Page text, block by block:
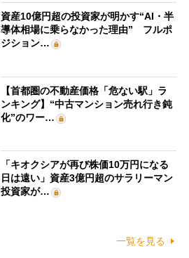
資産10億円超の投資家が明かす“AI・半
導体相場に乗らなかった理由” フルポ
ジション…
【首都圏の不動産価格「危ない駅」ラ
ンキング】“中古マンション売れ行き鈍
化”のワー…
「キオクシアが再び株価10万円になる
日は遠い」資産3億円超のサラリーマン
投資家が…
一覧を見る